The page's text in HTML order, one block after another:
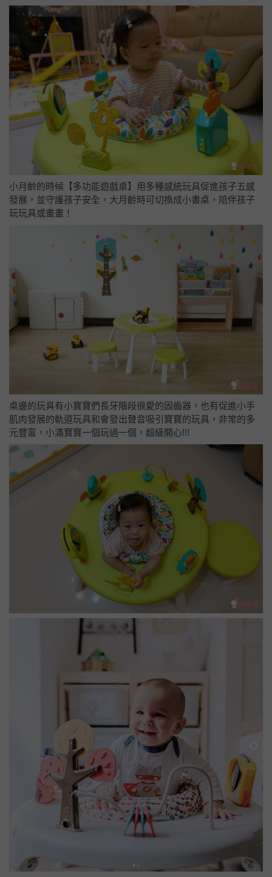
小月齡的時候【多功能遊戲桌】用多種感統玩具促進孩子五感
發展，並守護孩子安全，大月齡時可切換成小書桌，陪伴孩子
玩玩具或畫畫！
桌邊的玩具有小寶寶們長牙階段很愛的固齒器，也有促進小手
肌肉發展的軌道玩具和會發出聲音吸引寶寶的玩具，非常的多
元豐富，小滿寶寶一個玩過一個，超級開心!!!